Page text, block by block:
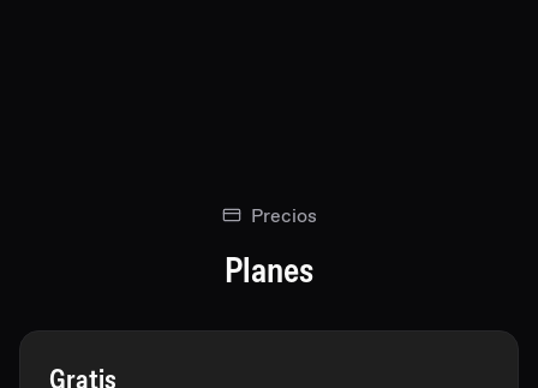
Precios
Planes
Gratis